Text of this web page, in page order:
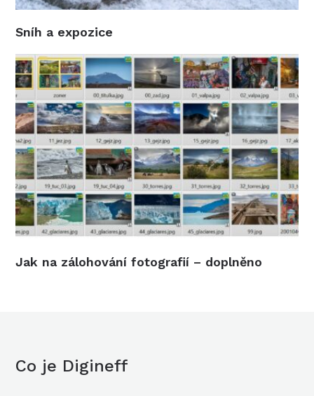
Sníh a expozice
Jak na zálohování fotografií – doplněno
Co je Digineff